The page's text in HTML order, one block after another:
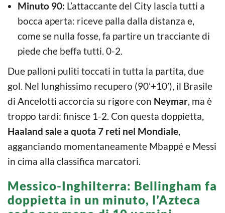
Minuto 90: L’attaccante del City lascia tutti a
bocca aperta: riceve palla dalla distanza e,
come se nulla fosse, fa partire un tracciante di
piede che beffa tutti. 0-2.
Due palloni puliti toccati in tutta la partita, due
gol. Nel lunghissimo recupero (90’+10′), il Brasile
di Ancelotti accorcia su rigore con Neymar , ma è
troppo tardi: finisce 1-2. Con questa doppietta,
Haaland sale a quota 7 reti nel Mondiale
agganciando momentaneamente Mbappé e Messi
in cima alla classifica marcatori.
Messico-Inghilterra: Bellingham fa
doppietta in un minuto, l’Azteca